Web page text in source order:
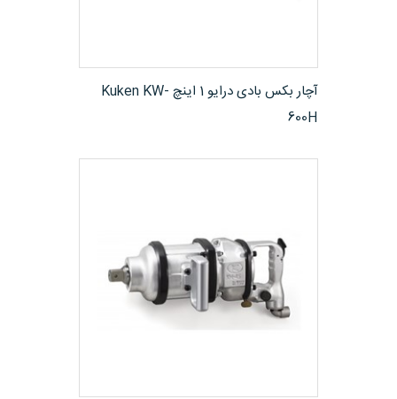
مشاهده محصولآچار بکس بادی درایو 1 اینچ Kuken KW-
600H